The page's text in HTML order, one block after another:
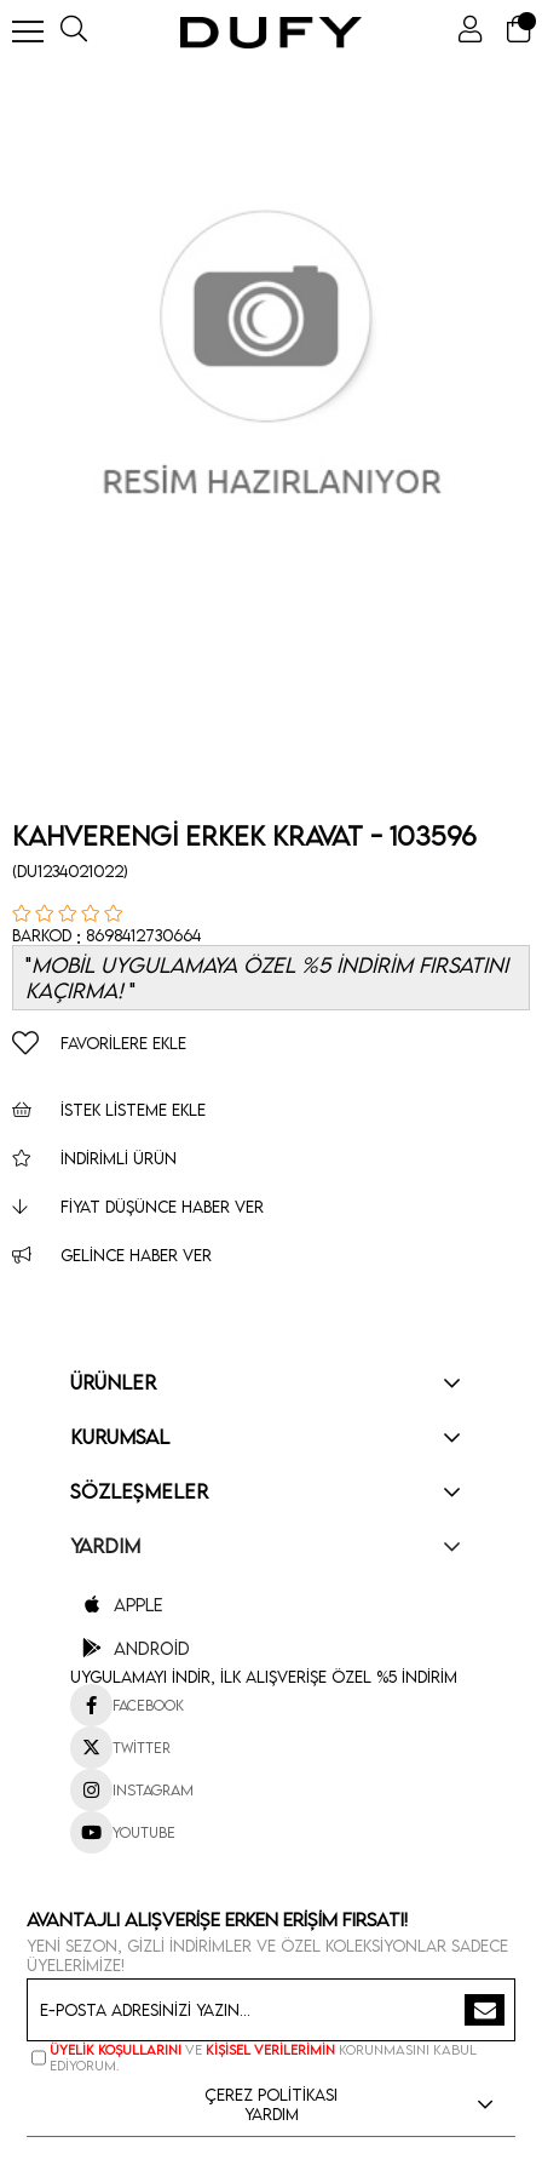
Kahverengi Erkek Kravat - 103596
(DU1234021022)
Barkod : 8698412730664
MOBİL UYGULAMAYA ÖZEL %5 İNDİRİM FIRSATINI
KAÇIRMA!
FAVORILERE EKLE
İSTEK LISTEME EKLE
İNDIRIMLI ÜRÜN
FIYAT DÜŞÜNCE HABER VER
GELINCE HABER VER
ÜRÜNLER
KURUMSAL
SÖZLEŞMELER
YARDIM
Apple
Android
Uygulamayı İndir, İlk Alışverişe Özel %5 İndirim
Facebook
Twitter
Instagram
Youtube
Avantajlı Alışverişe Erken Erişim Fırsatı!
Yeni sezon, gizli indirimler ve özel koleksiyonlar sadece
üyelerimize!
Üyelik koşullarını ve kişisel verilerimin korunmasını kabul
ediyorum.
Çerez Politikası
Yardım